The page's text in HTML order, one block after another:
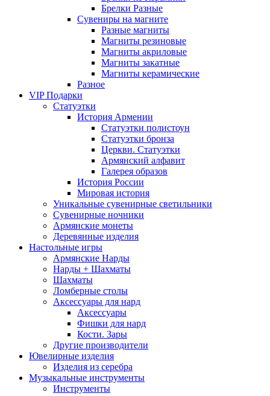
Брелки Разные
Сувениры на магните
Разные магниты
Магниты резиновые
Магниты акриловые
Магниты закатные
Магниты керамические
Разное
VIP Подарки
Статуэтки
История Армении
Статуэтки полистоун
Статуэтки бронза
Церкви. Статуэтки
Армянский алфавит
Галерея образов
История России
Мировая история
Уникальные сувенирные светильники
Сувенирные ночники
Армянские монеты
Деревянные изделия
Настольные игры
Армянские Нарды
Нарды + Шахматы
Шахматы
Ломберные столы
Аксессуары для нард
Аксессуары
Фишки для нард
Кости. Зары
Другие производители
Ювелирные изделия
Изделия из серебра
Музыкальные инструменты
Инструменты